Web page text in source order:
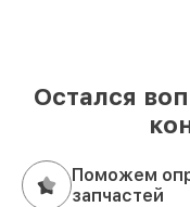
Остался
Поможем
запчастей